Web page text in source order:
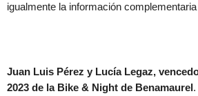
igualmente la información
Juan Luis Pérez y Lucía Legaz,
2023 de la Bike & Night de Benamaurel